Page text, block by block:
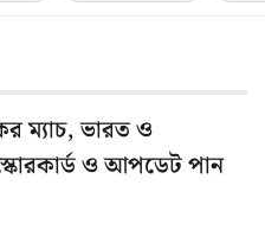
ম্যাচ, ভারত ও
ও আপডেট পান